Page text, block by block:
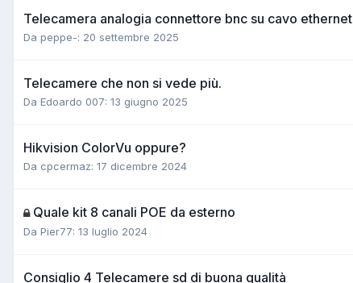
Telecamera analogia connettore bnc su cavo ethernet
Da peppe-: 20 settembre 2025
Telecamere che non si vede più.
Da Edoardo 007: 13 giugno 2025
Hikvision ColorVu oppure?
Da cpcermaz: 17 dicembre 2024
Quale kit 8 canali POE da esterno
Da Pier77: 13 luglio 2024
Consiglio 4 Telecamere sd di buona qualità